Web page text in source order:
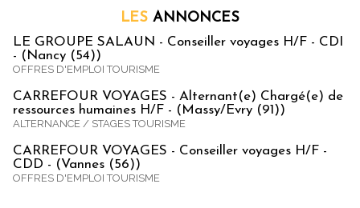
LES ANNONCES
LE GROUPE SALAUN - Conseiller voyages H/F - CDI
- (Nancy (54))
OFFRES D'EMPLOI TOURISME
CARREFOUR VOYAGES - Alternant(e) Chargé(e) de
ressources humaines H/F - (Massy/Evry (91))
ALTERNANCE / STAGES TOURISME
CARREFOUR VOYAGES - Conseiller voyages H/F -
CDD - (Vannes (56))
OFFRES D'EMPLOI TOURISME